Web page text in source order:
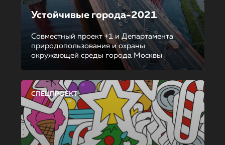
Устойчивые города-2021
Совместный проект +1 и Департамента
природопользования и охраны
окружающей среды города Москвы
СПЕЦПРОЕКТ